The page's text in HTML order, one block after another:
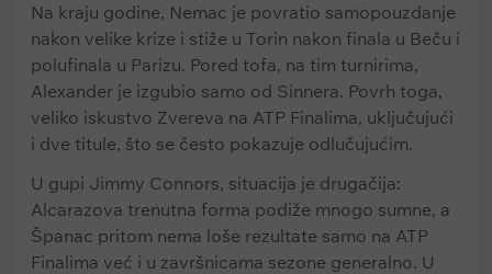
Na kraju godine, Nemac je povratio samopouzdanje
nakon velike krize i stiže u Torin nakon finala u Beču i
polufinala u Parizu. Pored tofa, na tim turnirima,
Alexander je izgubio samo od Sinnera. Povrh toga,
veliko iskustvo Zvereva na ATP Finalima, uključujući
i dve titule, što se često pokazuje odlučujućim.
U gupi Jimmy Connors, situacija je drugačija:
Alcarazova trenutna forma podiže mnogo sumne, a
Španac pritom nema loše rezultate samo na ATP
Finalima već i u završnicama sezone generalno. U